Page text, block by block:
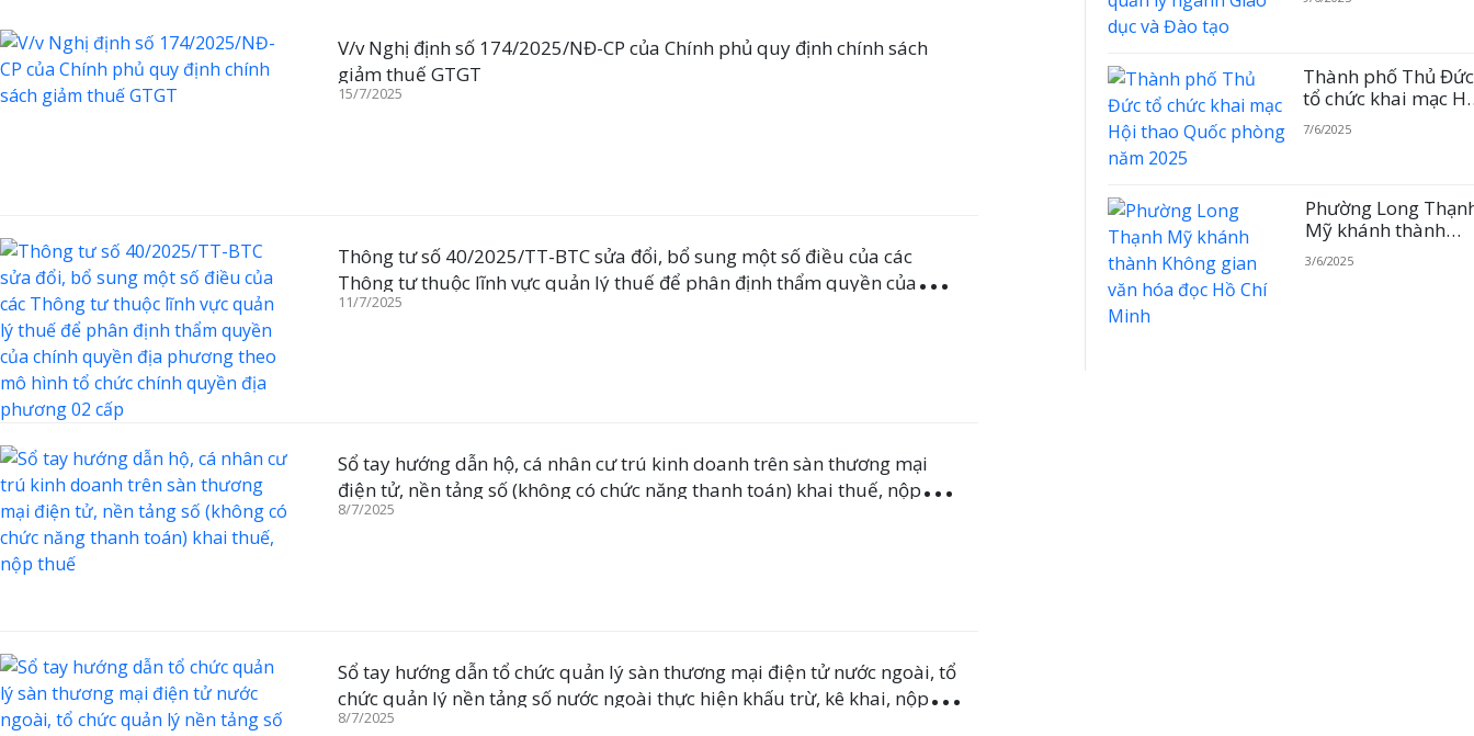
V/v Nghị định số 174/2025/NĐ-CP của Chính phủ quy định chính sách
giảm thuế GTGT
15/7/2025
Thông tư số 40/2025/TT-BTC sửa đổi, bổ sung một số điều của các
Thông tư thuộc lĩnh vực quản lý thuế để phân định thẩm quyền của
chính quyền địa phương theo mô hình tổ chức chính quyền địa phương
11/7/2025
Sổ tay hướng dẫn hộ, cá nhân cư trú kinh doanh trên sàn thương mại
điện tử, nền tảng số (không có chức năng thanh toán) khai thuế, nộp
thuế
8/7/2025
Sổ tay hướng dẫn tổ chức quản lý sàn thương mại điện tử nước ngoài, tổ
chức quản lý nền tảng số nước ngoài thực hiện khấu trừ, kê khai, nộp
thuế thay
8/7/2025
dục và Đào tạo
Thành phố Thủ Đức
tổ chức khai mạc
thao Quốc phòng
năm 2025
7/6/2025
Phường Long
Mỹ khánh thành
Không gian văn hóa
đọc Hồ Chí Minh
3/6/2025